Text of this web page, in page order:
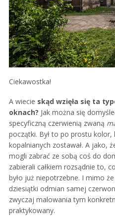
Ciekawostka!
A wiecie skąd wzięła się ta
oknach? Jak można się
specyficzną czerwienią zwaną
początki. Był to po prostu kolor,
kopalnianych zostawał. A jako,
mogli zabrać ze sobą coś do
zabierali całkiem rozsądnie to,
było już niepotrzebne. I mimo
dziesiątki odmian samej
zwyczaj malowania tym
praktykowany.